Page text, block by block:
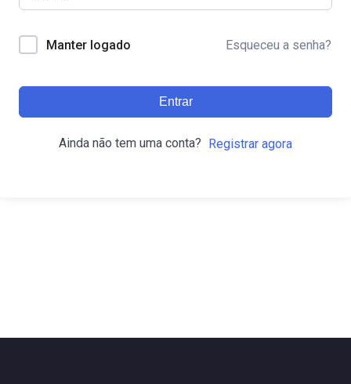
Manter logado Esqueceu a senha?
Entrar
Ainda não tem uma conta? Registrar agora